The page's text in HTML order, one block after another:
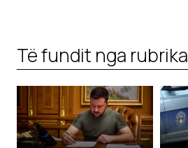
Të fundit nga rubrika